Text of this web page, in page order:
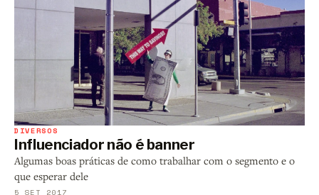
DIVERSOS
Influenciador não é banner
Algumas boas práticas de como trabalhar com o segmento e o
que esperar dele
5 SET 2017